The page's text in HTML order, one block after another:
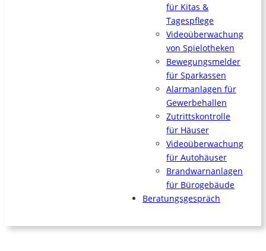
für Kitas &
Tagespflege
Videoüberwachung
von Spielotheken
Bewegungsmelder
für Sparkassen
Alarmanlagen für
Gewerbehallen
Zutrittskontrolle
für Häuser
Videoüberwachung
für Autohäuser
Brandwarnanlagen
für Bürogebäude
Beratungsgespräch